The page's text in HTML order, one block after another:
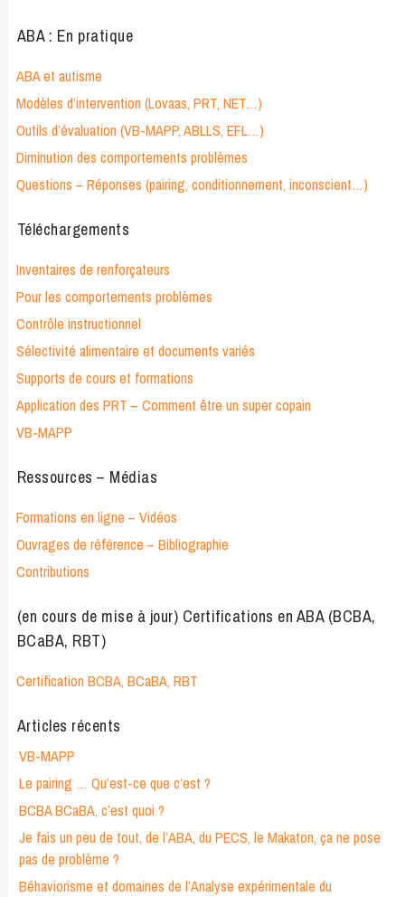
ABA : En pratique
ABA et autisme
Modèles d’intervention (Lovaas, PRT, NET…)
Outils d’évaluation (VB-MAPP, ABLLS, EFL…)
Diminution des comportements problèmes
Questions – Réponses (pairing, conditionnement, inconscient…)
Téléchargements
Inventaires de renforçateurs
Pour les comportements problèmes
Contrôle instructionnel
Sélectivité alimentaire et documents variés
Supports de cours et formations
Application des PRT – Comment être un super copain
VB-MAPP
Ressources – Médias
Formations en ligne – Vidéos
Ouvrages de référence – Bibliographie
Contributions
(en cours de mise à jour) Certifications en ABA (BCBA,
BCaBA, RBT)
Certification BCBA, BCaBA, RBT
Articles récents
VB-MAPP
Le pairing … Qu’est-ce que c’est ?
BCBA BCaBA, c’est quoi ?
Je fais un peu de tout, de l’ABA, du PECS, le Makaton, ça ne pose
pas de problème ?
Béhaviorisme et domaines de l’Analyse expérimentale du